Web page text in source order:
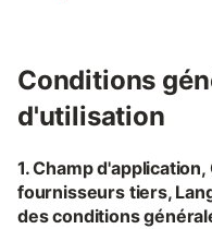
Conditions
d'utilisation
1. Champ
fournisseurs tiers,
des conditions